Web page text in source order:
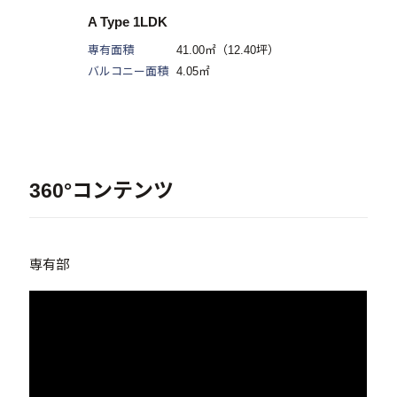
A Type 1LDK
専有面積
41.00㎡（12.40坪）
バルコニー面積
4.05㎡
360°コンテンツ
専有部